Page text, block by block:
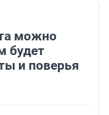
можно
будет
и поверья